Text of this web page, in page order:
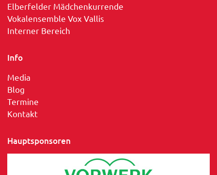
Elberfelder Mädchenkurrende
Vokalensemble Vox Vallis
Interner Bereich
Info
Media
Blog
Termine
Kontakt
Hauptsponsoren